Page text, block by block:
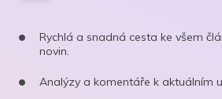
Rychlá a snadná cesta ke všem
novin.
Analýzy a komentáře k aktuálním